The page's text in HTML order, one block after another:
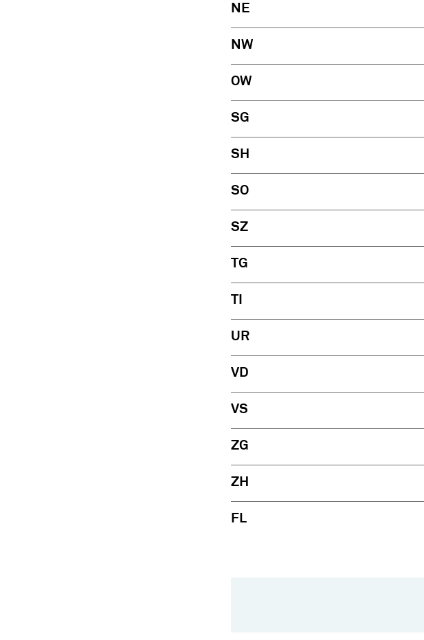
NE
NW
OW
SG
SH
SO
SZ
TG
TI
UR
VD
VS
ZG
ZH
FL